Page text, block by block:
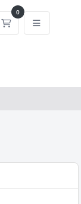
0
Carrito